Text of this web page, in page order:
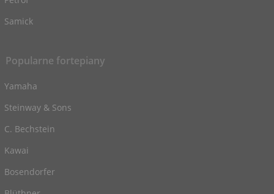
Samick
Popularne fortepiany
Yamaha
Steinway & Sons
C. Bechstein
Kawai
Bosendorfer